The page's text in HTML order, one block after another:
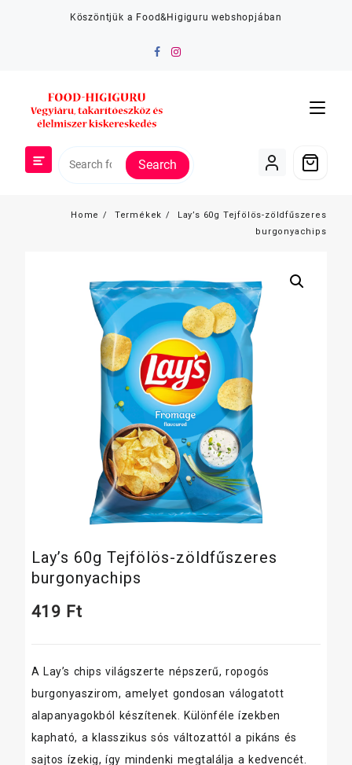
Köszöntjük a Food&Higiguru webshopjában
Search
Home Termékek
Lay’s 60g Tejfölös-zöldfűszeres
burgonyachips
Lay’s 60g Tejfölös-zöldfűszeres
burgonyachips
419 Ft
A Lay’s chips világszerte népszerű, ropogós
burgonyaszirom, amelyet gondosan válogatott
alapanyagokból készítenek. Különféle ízekben
kapható, a klasszikus sós változattól a pikáns és
sajtos ízekig, így mindenki megtalálja a kedvencét.